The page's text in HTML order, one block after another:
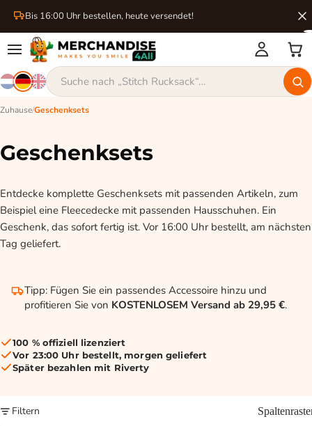
Bis 16:00 Uhr bestellen, heute versendet!
Zuhause/Geschenksets
Geschenksets
Entdecke komplette Geschenksets mit passenden Artikeln, zum
Beispiel eine Fleecedecke mit passenden Hausschuhen. Ein
Geschenk, das sofort fertig ist. Vor 16:00 Uhr bestellt, am nächsten
Tag geliefert.
Tipp: Fügen Sie ein passendes Accessoire hinzu und
profitieren Sie von KOSTENLOSEM Versand ab 29,95 €.
100 % offiziell lizenziert
Vor 23:00 Uhr bestellt, morgen geliefert
Später bezahlen mit Riverty
Filtern